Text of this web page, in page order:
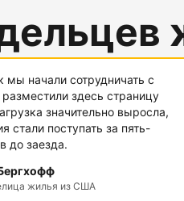
мы начали сотрудничать с
здесь страницу
значительно выросла,
стали поступать за пять-
до заезда.
жилья из США